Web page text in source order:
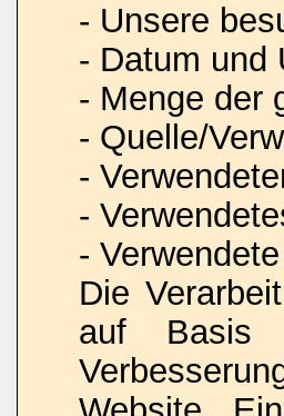
- Unsere
- Datum und
- Menge der
- Quelle/
-
-
-
Die
auf Basis